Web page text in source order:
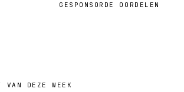
GESPONSORDE OORDELEN
DEZE WEEK